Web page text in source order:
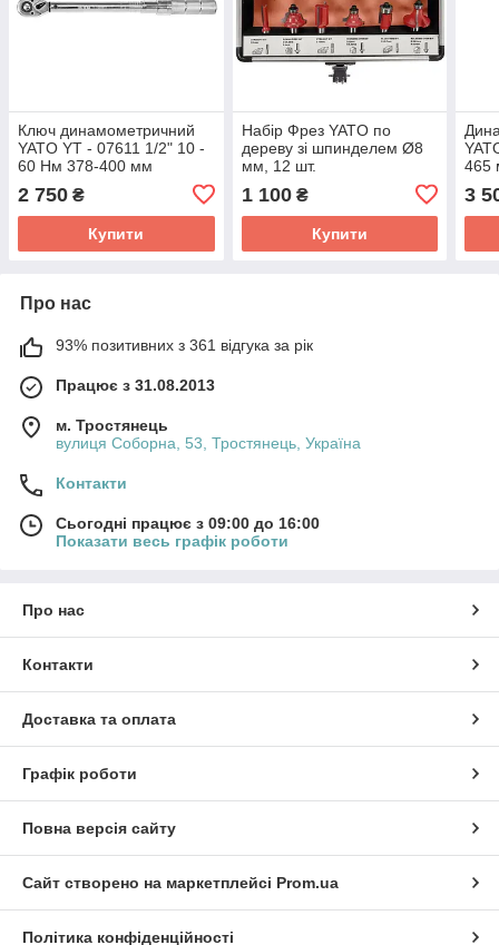
Ключ динамометричний
YATO YT - 07611 1/2" 10 -
60 Нм 378-400 мм
2 750 ₴
Купити
Набір Фрез YATO по
дереву зі шпинделем Ø8
мм, 12 шт.
1 100₴
Купити
465
3
Про нас
93% позитивних з 361 відгука за рік
Працює з 31.08.2013
м. Тростянець
вулиця Соборна, 53, Тростянець, Україна
Контакти
Сьогодні працює з 09:00 до 16:00
Показати весь графік роботи
Про нас
Контакти
Доставка та оплата
Графік роботи
Повна версія сайту
Сайт створено на маркетплейсі Prom.ua
Політика конфіденційності